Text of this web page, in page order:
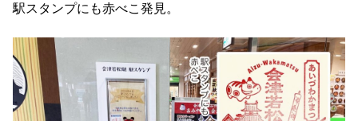
駅スタンプにも赤べこ発見。